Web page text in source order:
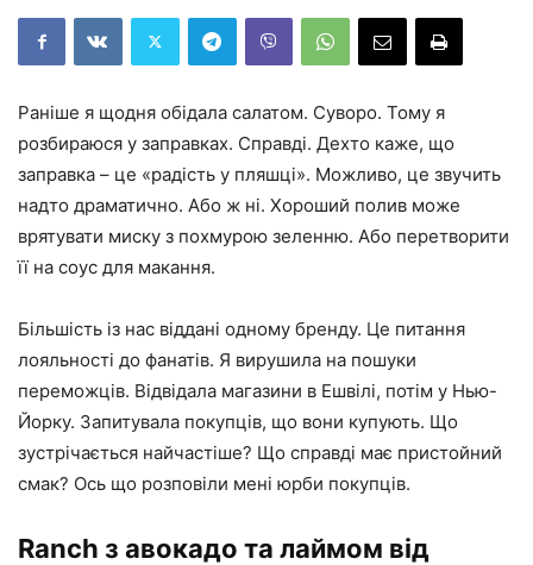
Раніше я щодня обідала салатом. Суворо. Тому я
розбираюся у заправках. Справді. Дехто каже, що
заправка – це «радість у пляшці». Можливо, це звучить
надто драматично. Або ж ні. Хороший полив може
врятувати миску з похмурою зеленню. Або перетворити
її на соус для макання.
Більшість із нас віддані одному бренду. Це питання
лояльності до фанатів. Я вирушила на пошуки
переможців. Відвідала магазини в Ешвілі, потім у Нью-
Йорку. Запитувала покупців, що вони купують. Що
зустрічається найчастіше? Що справді має пристойний
смак? Ось що розповіли мені юрби покупців.
Ranch з авокадо та лаймом від